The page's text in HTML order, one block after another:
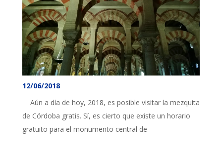
12/06/2018
Aún a día de hoy, 2018, es posible visitar la mezquita
de Córdoba gratis. Sí, es cierto que existe un horario
gratuito para el monumento central de